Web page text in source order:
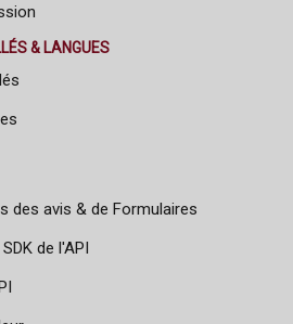
& LANGUES
des avis & de Formulaires
de l'API